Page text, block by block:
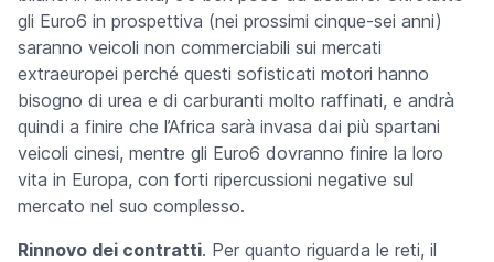
gli Euro6 in prospettiva (nei prossimi cinque-sei anni)
saranno veicoli non commerciabili sui mercati
extraeuropei perché questi sofisticati motori hanno
bisogno di urea e di carburanti molto raffinati, e andrà
quindi a finire che l’Africa sarà invasa dai più spartani
veicoli cinesi, mentre gli Euro6 dovranno finire la loro
vita in Europa, con forti ripercussioni negative sul
mercato nel suo complesso.
Rinnovo dei contratti. Per quanto riguarda le reti, il